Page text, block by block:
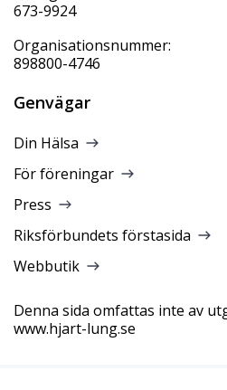
673-9924
Organisationsnummer:
898800-4746
Genvägar
Din Hälsa
För föreningar
Press
Riksförbundets förstasida
Webbutik
Denna sida omfattas inte av
www.hjart-lung.se